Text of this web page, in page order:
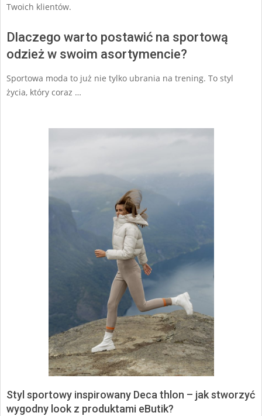
Twoich klientów.
Dlaczego warto postawić na sportową
odzież w swoim asortymencie?
Sportowa moda to już nie tylko ubrania na trening. To styl
życia, który coraz …
Styl sportowy inspirowany Deca thlon – jak stworzyć
wygodny look z produktami eButik?